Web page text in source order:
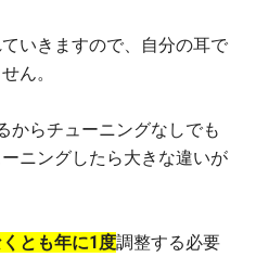
いきますので、自分の耳で
ん。
からチューニングなしでも
ニングしたら大きな違いが
とも年に1度調整する必要